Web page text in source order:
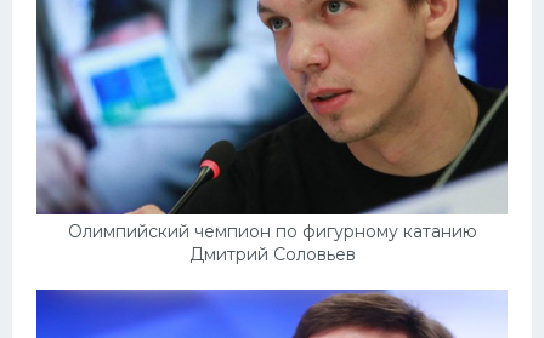
Олимпийский чемпион по фигурному катанию
Дмитрий Соловьев